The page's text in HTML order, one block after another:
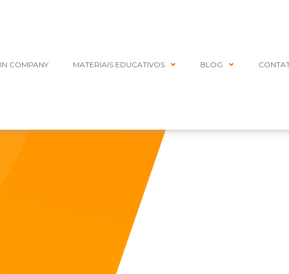
IN COMPANY MATERIAIS EDUCATIVOS BLOG